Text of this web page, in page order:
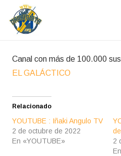
Canal con más de 100.000
EL GALÁCTICO
Relacionado
YOUTUBE : Iñaki Angulo TV
2 de octubre de 2022
En «YOUTUBE»
2